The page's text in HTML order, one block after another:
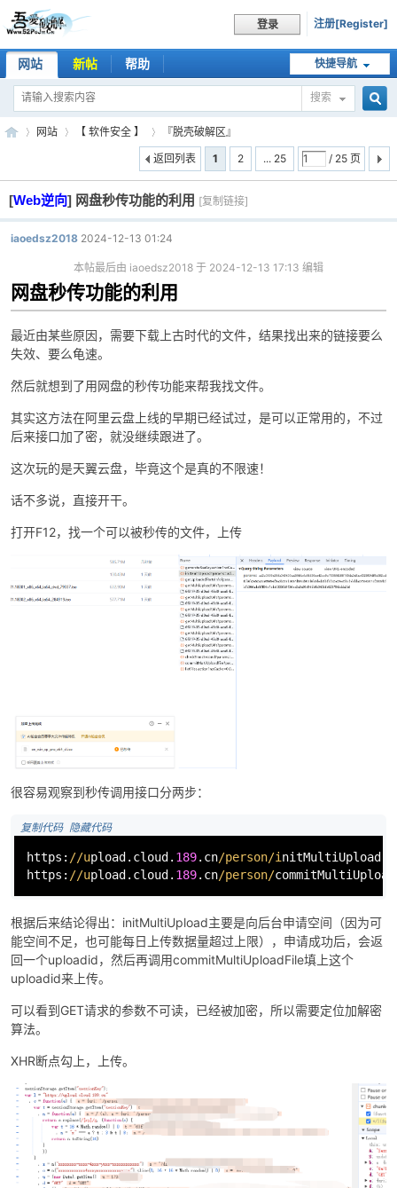
登录 注册[Register]
快捷导航
网站 新帖 帮助
搜索
吾
爱
52
»
网站
›
【 软件安全 】
›
『脱壳破解区』
1
2 ... 25 / 25 页
返回列表
[Web逆向] 网盘秒传功能的利用 [复制链接]
iaoedsz2018 2024-12-13 01:24
本帖最后由 iaoedsz2018 于 2024-12-13 17:13 编辑
网盘秒传功能的利用
最近由某些原因，需要下载上古时代的文件，结果找出来的链接要么
失效、要么龟速。
然后就想到了用网盘的秒传功能来帮我找文件。
其实这方法在阿里云盘上线的早期已经试过，是可以正常用的，不过
后来接口加了密，就没继续跟进了。
这次玩的是天翼云盘，毕竟这个是真的不限速！
话不多说，直接开干。
打开F12，找一个可以被秒传的文件，上传
很容易观察到秒传调用接口分两步：
复制代码 隐藏代码
https: //upload.cloud. 189.cn/person/i nitMultiUpload
https: //upload.cloud. 189.cn/person/
根据后来结论得出：initMultiUpload主要是向后台申请空间（因为可
能空间不足，也可能每日上传数据量超过上限），申请成功后，会返
回一个uploadid，然后再调用commitMultiUploadFile填上这个
uploadid来上传。
可以看到GET请求的参数不可读，已经被加密，所以需要定位加解密
算法。
XHR断点勾上，上传。